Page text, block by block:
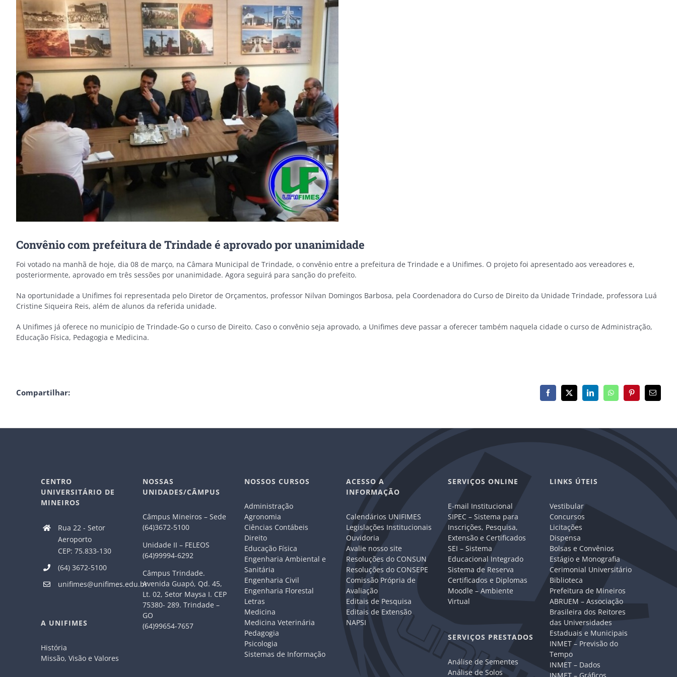
Image
Convênio com prefeitura de Trindade é aprovado por unanimidade
Foi votado na manhã de hoje, dia 08 de março, na Câmara Municipal de Trindade, o convênio entre a prefeitura de Trindade e a Unifimes. O projeto foi apresentado aos vereadores e,
posteriormente, aprovado em três sessões por unanimidade. Agora seguirá para sanção do prefeito.
Na oportunidade a Unifimes foi representada pelo Diretor de Orçamentos, professor Nilvan Domingos Barbosa, pela Coordenadora do Curso de Direito da Unidade Trindade, professora Luá
Cristine Siqueira Reis, além de alunos da referida unidade.
A Unifimes já oferece no município de Trindade-Go o curso de Direito. Caso o convênio seja aprovado, a Unifimes deve passar a oferecer também naquela cidade o curso de Administração,
Educação Física, Pedagogia e Medicina.
Compartilhar: Facebook
X LinkedInWhatsAppPinterest
E-
mail
CENTRO
UNIVERSITÁRIO DE
MINEIROS
Rua 22 - Setor
Aeroporto
CEP: 75.833-130
(64) 3672-5100
unifimes@unifimes.edu.br
A UNIFIMES
História
Missão, Visão e Valores
NOSSAS
UNIDADES/CÂMPUS
Câmpus Mineiros – Sede
(64)3672-5100
Unidade II – FELEOS
(64)99994-6292
Câmpus Trindade.
Avenida Guapó, Qd. 45,
Lt. 02, Setor Maysa I. CEP
75380- 289. Trindade –
GO
(64)99654-7657
NOSSOS CURSOS
Administração
Agronomia
Ciências Contábeis
Direito
Educação Física
Engenharia Ambiental e
Sanitária
Engenharia Civil
Engenharia Florestal
Letras
Medicina
Medicina Veterinária
Pedagogia
Psicologia
Sistemas de Informação
ACESSO A
INFORMAÇÃO
Calendários UNIFIMES
Legislações Institucionais
Ouvidoria
Avalie nosso site
Resoluções do CONSUN
Resoluções do CONSEPE
Comissão Própria de
Avaliação
Editais de Pesquisa
Editais de Extensão
NAPSI
SERVIÇOS ONLINE
E-mail Institucional
SIPEC – Sistema para
Inscrições, Pesquisa,
Extensão e Certificados
SEI – Sistema
Educacional Integrado
Sistema de Reserva
Certificados e Diplomas
Moodle – Ambiente
Virtual
SERVIÇOS PRESTADOS
Análise de Sementes
Análise de Solos
LINKS ÚTEIS
Vestibular
Concursos
Licitações
Dispensa
Bolsas e Convênios
Estágio e Monografia
Cerimonial Universitário
Biblioteca
Prefeitura de Mineiros
ABRUEM – Associação
Brasileira dos Reitores
das Universidades
Estaduais e Municipais
INMET – Previsão do
Tempo
INMET – Dados